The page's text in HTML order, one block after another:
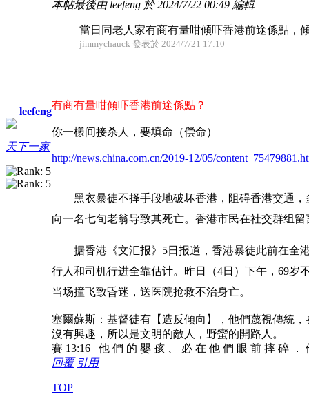
leefeng
天下一家
本帖最後由 leefeng 於 2024/7/22 00:49 編輯
當日同老人家有商有量咁傾吓香港前途係點，
jimmychauck 發表於 2024/7/21 17:10
有商有量咁傾吓香港前途係點？
你一樣间接杀人，要填命（偿命）
http://news.china.com.cn/2019-12/05/
黑衣暴徒不择手段地破坏香港，阻碍香港交通
向一名七旬老翁导致其死亡。香港市民在社交群组
据香港《文汇报》5日报道，香港暴徒此前在全
行人和司机行进全靠估计。昨日（4日）下午，69
当场撞飞致昏迷，送医院抢救不治身亡。
塞爾蘇斯：基督徒有【造反傾向】，他們蔑視傳統
沒有興趣，所以是文明的敵人，野蠻的開路人。
賽 13:16 他 們 的 嬰 孩 、 必 在 他 們 眼 前 摔 碎 ．
回覆 引用
TOP